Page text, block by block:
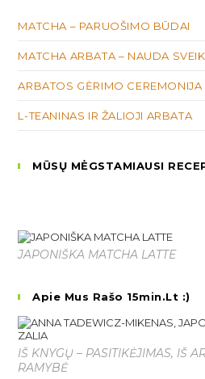
MATCHA – PARUOŠIMO BŪDAI
MATCHA ARBATA – NAUDA
ARBATOS GĖRIMO CEREMONIJA
L-TEANINAS IR ŽALIOJI ARBATA
MŪSŲ MĖGSTAMIAUSI
JAPONIŠKA MATCHA LATTE
Apie Mus Rašo 15min.lt :)
IŠ KNYGŲ – PASITIKĖJIMAS, IŠ
RAMYBĖ